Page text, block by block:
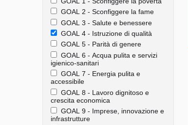
GOAL 2 - Sconfiggere la fame
GOAL 3 - Salute e benessere
GOAL 4 - Istruzione di qualità
GOAL 5 - Parità di genere
GOAL 6 - Acqua pulita e servizi
igienico-sanitari
GOAL 7 - Energia pulita e
accessibile
GOAL 8 - Lavoro dignitoso e
crescita economica
GOAL 9 - Imprese, innovazione e
infrastrutture